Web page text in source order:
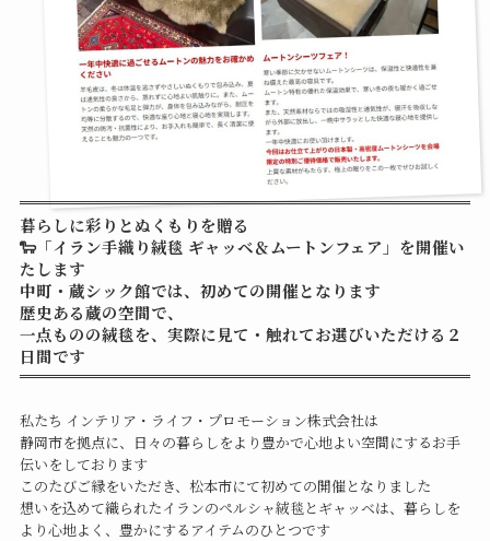
暮らしに彩りとぬくもりを贈る
🐑「イラン手織り絨毯 ギャッベ＆ムートンフェア」を開催い
たします
中町・蔵シック館では、初めての開催となります
歴史ある蔵の空間で、
一点ものの絨毯を、実際に見て・触れてお選びいただける２
日間です
私たち インテリア・ライフ・プロモーション株式会社は
静岡市を拠点に、日々の暮らしをより豊かで心地よい空間にするお手
伝いをしております
このたびご縁をいただき、松本市にて初めての開催となりました
想いを込めて織られたイランのペルシャ絨毯とギャッベは、暮らしを
より心地よく、豊かにするアイテムのひとつです